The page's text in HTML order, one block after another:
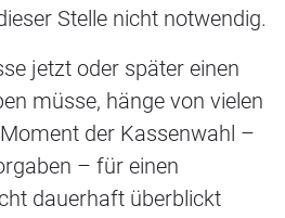
Stelle nicht notwendig.
jetzt oder später einen
müsse, hänge von vielen
der Kassenwahl –
– für einen
dauerhaft überblickt